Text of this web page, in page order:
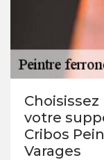
votre
Cribos
Varages